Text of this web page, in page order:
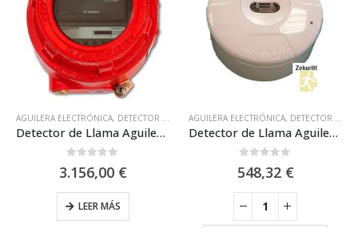
AGUILERA ELECTRÓNICA, DETECTOR DE LLAMAS ,DETECTORES ATEX EX,DETECTORES
Detector de Llama Aguilera Electrónica AE/FL-IR3EX
3.156,00 €
LEER MÁS
AGUILERA ELECTRÓNICA, DETECTOR DE LLAMAS
Detector de Llama Aguilera Electrónica AE90/FAVS
548,32 €